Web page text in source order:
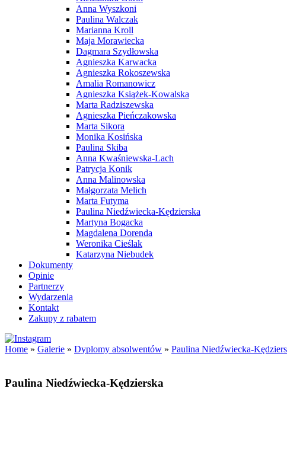
Anna Wyszkoni
Paulina Walczak
Marianna Kroll
Maja Morawiecka
Dagmara Szydłowska
Agnieszka Karwacka
Agnieszka Rokoszewska
Amalia Romanowicz
Agnieszka Książek-Kowalska
Marta Radziszewska
Agnieszka Pieńczakowska
Marta Sikora
Monika Kosińska
Paulina Skiba
Anna Kwaśniewska-Lach
Patrycja Konik
Anna Malinowska
Małgorzata Melich
Marta Futyma
Paulina Niedźwiecka-Kędzierska
Martyna Bogacka
Magdalena Dorenda
Weronika Cieślak
Katarzyna Niebudek
Dokumenty
Opinie
Partnerzy
Wydarzenia
Kontakt
Zakupy z rabatem
Home » Galerie » Dyplomy absolwentów » Paulina Niedźwiecka-
Paulina Niedźwiecka-Kędzierska